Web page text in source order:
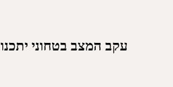
עקב המצב בטחוני